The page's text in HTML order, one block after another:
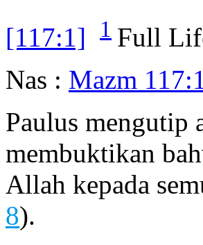
[117:1]
1 Full
Nas : Mazm 117:1
Paulus
membuktikan
Allah kepada
8).